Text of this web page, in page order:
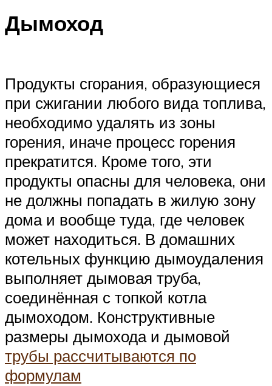
Дымоход
Продукты сгорания, образующиеся
при сжигании любого вида топлива,
необходимо удалять из зоны
горения, иначе процесс горения
прекратится. Кроме того, эти
продукты опасны для человека, они
не должны попадать в жилую зону
дома и вообще туда, где человек
может находиться. В домашних
котельных функцию дымоудаления
выполняет дымовая труба,
соединённая с топкой котла
дымоходом. Конструктивные
размеры дымохода и дымовой
трубы рассчитываются по
формулам